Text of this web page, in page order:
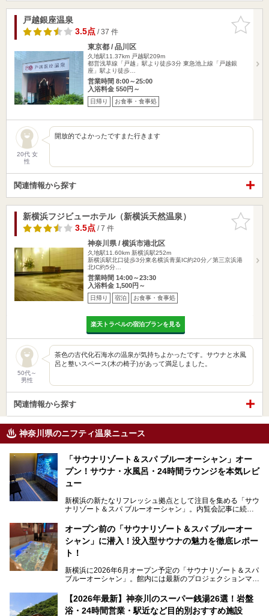
お気に入
りに追加
戸越銀座温泉
3.5点/ 37 件
東京都 / 品川区
久地駅11.37km 戸越駅209m
都営浅草線「戸越」駅より徒歩3分 東急池上線「戸越銀
座」駅より徒歩…
営業時間 8:00～25:00
入浴料金 550円～
日帰り お食事・食事処
20代 女
性
開放的でよかったですまた行きます
関連情報から探す
お気に入
りに追加
新横浜フジビューホテル（新横浜天然温泉）
3.5点/ 7 件
神奈川県 / 横浜市港北区
久地駅11.60km 新横浜駅252m
新横浜駅北口徒歩3分東名横浜青葉IC約20分／第三京浜港
北IC約5分…
営業時間 14:00～23:30
入浴料金 1,500円～
日帰り 宿泊 お食事・食事処
楽天トラベルの宿泊プランを見る
50代～
男性
茶色の古代化石海水の温泉が気持ちよかったです。サウナと水風
呂と整いスペース(木の椅子)があって満足しました。
関連情報から探す
神奈川県のニフティ温泉ニュース
「サウナリゾート＆スパ ブルーオーシャン」オー
プン！サウナ・水風呂・24時間ラウンジを本気レビ
ュー
新横浜の新たなリフレッシュ拠点として注目を集める「サウ
ナリゾート＆スパ ブルーオーシャン」。内覧会記事に続
す。サウナや水風呂の気持ちよさはもちろん、リラックスス
ペースの過ごしやすさまで徹底チェック。新横浜エリアで日
常の疲れをリセットしたい人、ライブやスポーツ観戦遠征組
は必見です。
オープン前の「サウナリゾート＆スパ ブルーオー
シャン」に潜入！没入型サウナの魅力を徹底レポー
ト！
新横浜に2026年6月オープン予定の「サウナリゾート＆スパ
ブルーオーシャン」。館内には最新のプロジェクションマッ
的な“没入感（イマーシブ）”を体験できます。
【2026年最新】神奈川のスーパー銭湯26選！岩盤
浴・24時間営業・駅近など目的別おすすめ施設